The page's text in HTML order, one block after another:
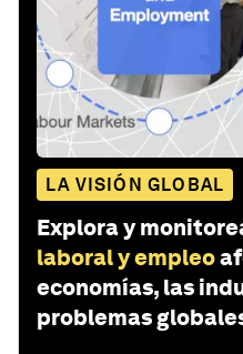
LA VISIÓN GLOBAL
Explora y
laboral y empleo
economías, las
problemas